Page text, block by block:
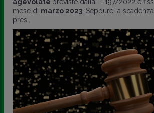
mese di marzo 2023 . Seppure la
pres..